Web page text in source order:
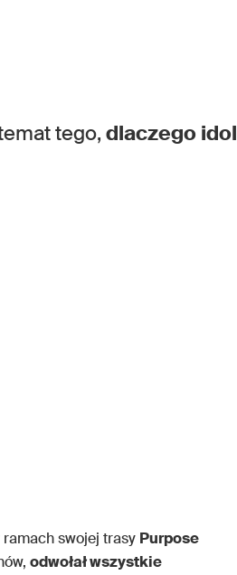
tego, dlaczego idol
swojej trasy Purpose
odwołał wszystkie